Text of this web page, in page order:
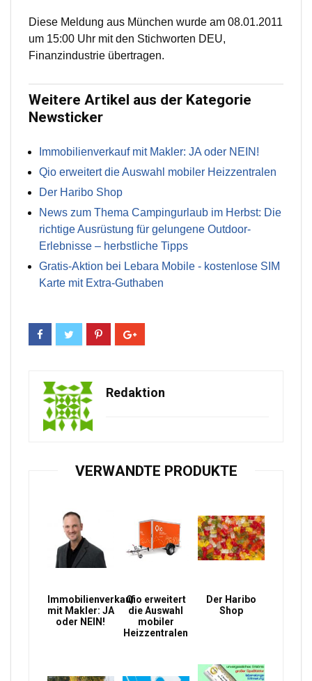
Diese Meldung aus München wurde am 08.01.2011
um 15:00 Uhr mit den Stichworten DEU,
Finanzindustrie übertragen.
Weitere Artikel aus der Kategorie
Newsticker
Immobilienverkauf mit Makler: JA oder NEIN!
Qio erweitert die Auswahl mobiler Heizzentralen
Der Haribo Shop
News zum Thema Campingurlaub im Herbst: Die
richtige Ausrüstung für gelungene Outdoor-
Erlebnisse – herbstliche Tipps
Gratis-Aktion bei Lebara Mobile - kostenlose SIM
Karte mit Extra-Guthaben
Redaktion
VERWANDTE PRODUKTE
Immobilienverkauf
mit Makler: JA
oder NEIN!
Qio erweitert
die Auswahl
mobiler
Heizzentralen
Der Haribo
Shop